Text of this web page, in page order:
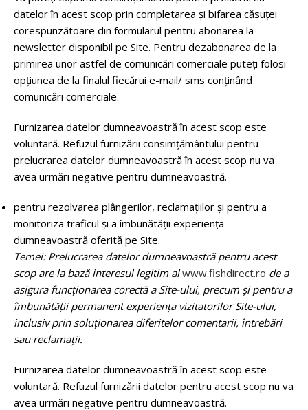
datelor în acest scop prin completarea și bifarea căsuței
corespunzătoare din formularul pentru abonarea la
newsletter disponibil pe Site. Pentru dezabonarea de la
primirea unor astfel de comunicări comerciale puteți folosi
opţiunea de la finalul fiecărui e-mail/ sms conţinând
comunicări comerciale.
Furnizarea datelor dumneavoastră în acest scop este
voluntară. Refuzul furnizării consimțământului pentru
prelucrarea datelor dumneavoastră în acest scop nu va
avea urmări negative pentru dumneavoastră.
pentru rezolvarea plângerilor, reclamaţiilor şi pentru a
monitoriza traficul și a îmbunătăţii experiența
dumneavoastră oferită pe Site.
Temei: Prelucrarea datelor dumneavoastră pentru acest
scop are la bază interesul legitim alwww.fishdirect.ro de a
asigura funcționarea corectă a Site-ului, precum și pentru a
îmbunătății permanent experiența vizitatorilor Site-ului,
inclusiv prin soluționarea diferitelor comentarii, întrebări
sau reclamații.
Furnizarea datelor dumneavoastră în acest scop este
voluntară. Refuzul furnizării datelor pentru acest scop nu va
avea urmări negative pentru dumneavoastră.